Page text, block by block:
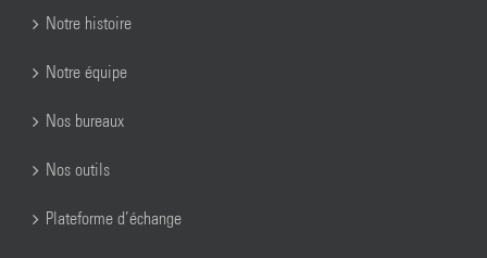
Notre histoire
Notre équipe
Nos bureaux
Nos outils
Plateforme d’échange